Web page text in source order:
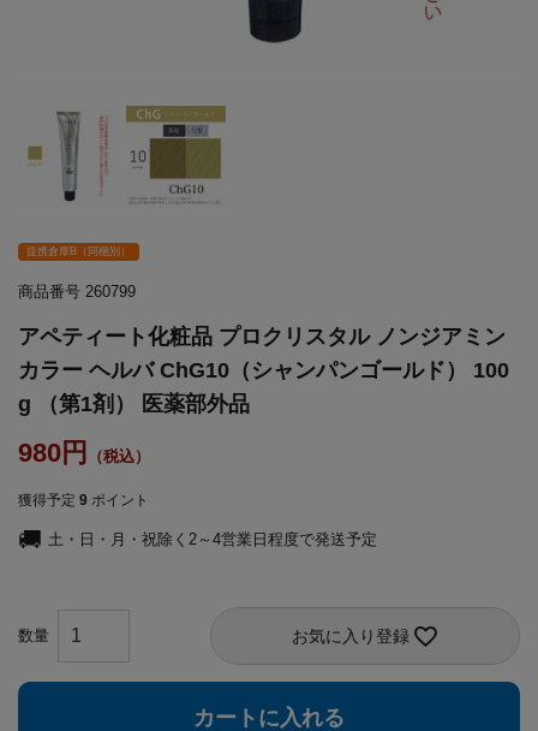
提携倉庫B（同梱別）
商品番号 260799
アペティート化粧品 プロクリスタル ノンジアミン
カラー ヘルバ ChG10（シャンパンゴールド） 100
g （第1剤） 医薬部外品
980
獲得予定 9 ポイント
土・日・月・祝除く2～4営業日程度で発送予定
お気に入り登録
カートに入れる